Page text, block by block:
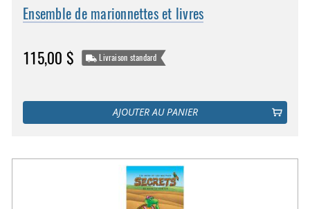
Ensemble de marionnettes et livres
115,00 $ Livraison standard
AJOUTER AU PANIER